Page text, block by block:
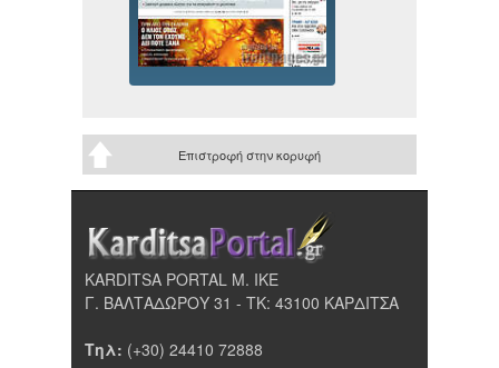
Επιστροφή στην κορυφή
KARDITSA PORTAL Μ. ΙΚΕ
Γ. ΒΑΛΤΑΔΩΡΟΥ 31 - ΤΚ: 43100 ΚΑΡΔΙΤΣΑ
Τηλ: (+30) 24410 72888